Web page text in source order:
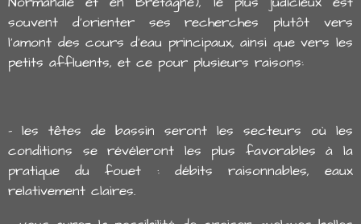
souvent d'orienter ses recherches plutôt vers
l'amont des cours d'eau principaux, ainsi que vers les
petits affluents, et ce pour plusieurs raisons:
- les têtes de bassin seront les secteurs où les
conditions se révéleront les plus favorables à la
pratique du fouet : débits raisonnables, eaux
relativement claires.